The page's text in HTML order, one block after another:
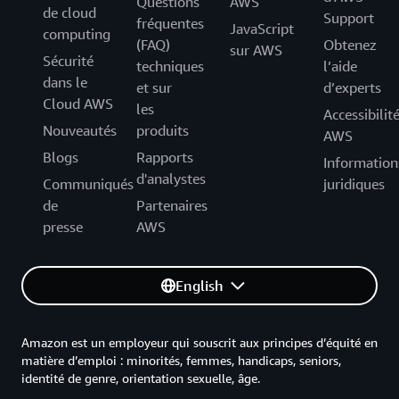
de cloud
computing
Sécurité
dans le
Cloud AWS
Nouveautés
Blogs
Communiqués
de
presse
fréquentes
(FAQ)
techniques
et sur
les
produits
Rapports
d'analystes
Partenaires
AWS
JavaScript
sur AWS
Support
Obtenez
l’aide
d’experts
Accessibilité
AWS
juridiques
English
Amazon est un employeur qui souscrit aux principes d’équité en
matière d’emploi : minorités, femmes, handicaps, seniors,
identité de genre, orientation sexuelle, âge.